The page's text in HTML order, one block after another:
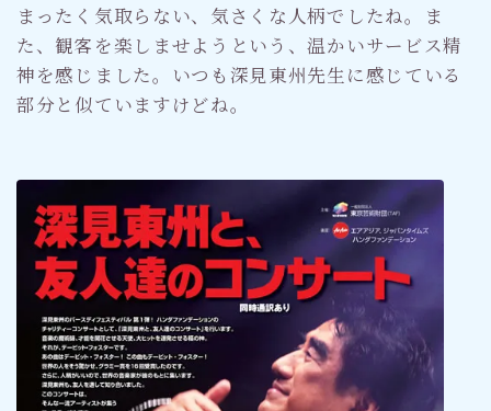
まったく気取らない、気さくな人柄でしたね。ま
た、観客を楽しませようという、温かいサービス精
神を感じました。いつも深見東州先生に感じている
部分と似ていますけどね。